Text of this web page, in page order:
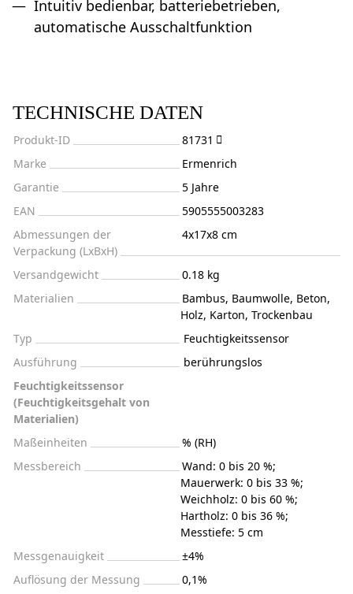
Intuitiv bedienbar, batteriebetrieben,
automatische Ausschaltfunktion
TECHNISCHE DATEN
Produkt-ID
81731
Marke
Ermenrich
Garantie
5 Jahre
EAN
5905555003283
Abmessungen der
Verpackung (LxBxH)
4x17x8 cm
Versandgewicht
0.18 kg
Materialien
Bambus, Baumwolle, Beton,
Holz, Karton, Trockenbau
Typ
Feuchtigkeitssensor
Ausführung
berührungslos
Feuchtigkeitssensor
(Feuchtigkeitsgehalt von
Materialien)
Maßeinheiten
% (RH)
Messbereich
Wand: 0 bis 20 %;
Mauerwerk: 0 bis 33 %;
Weichholz: 0 bis 60 %;
Hartholz: 0 bis 36 %;
Messtiefe: 5 cm
Messgenauigkeit
±4%
Auflösung der Messung
0,1%